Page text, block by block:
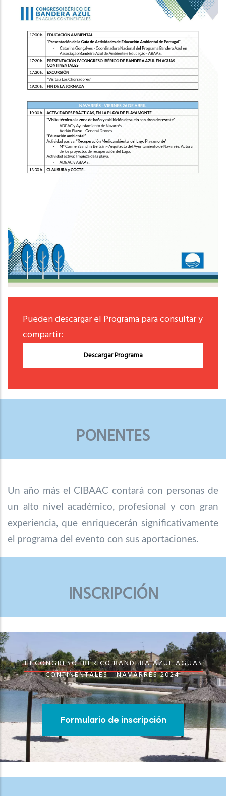
Pueden descargar el Programa para consultar y
compartir:
Descargar Programa
PONENTES
Un año más el CIBAAC contará con personas de
un alto nivel académico, profesional y con gran
experiencia, que enriquecerán significativamente
el programa del evento con sus aportaciones.
INSCRIPCIÓN
III CONGRESO IBÉRICO BANDERA AZUL AGUAS
CONTINENTALES - NAVARRÉS 2024
Formulario de inscripción